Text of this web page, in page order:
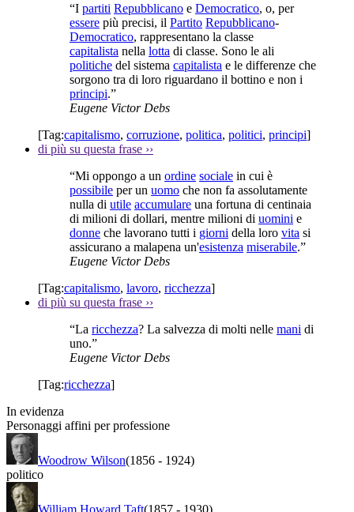
“I partiti Repubblicano e Democratico, o, per
essere più precisi, il Partito Repubblicano-
Democratico, rappresentano la classe
capitalista nella lotta di classe. Sono le ali
politiche del sistema capitalista e le differenze che
sorgono tra di loro riguardano il bottino e non i
principi.”
Eugene Victor Debs
[Tag:capitalismo, corruzione, politica, politici, principi]
di più su questa frase ››
“Mi oppongo a un ordine sociale in cui è
possibile per un uomo che non fa assolutamente
nulla di utile accumulare una fortuna di centinaia
di milioni di dollari, mentre milioni di uomini e
donne che lavorano tutti i giorni della loro vita si
assicurano a malapena un'esistenza miserabile.”
Eugene Victor Debs
[Tag:capitalismo, lavoro, ricchezza]
di più su questa frase ››
“La ricchezza? La salvezza di molti nelle mani di
uno.”
Eugene Victor Debs
[Tag:ricchezza]
In evidenza
Personaggi affini per professione
Woodrow Wilson(1856 - 1924)
politico
William Howard Taft(1857 - 1930)